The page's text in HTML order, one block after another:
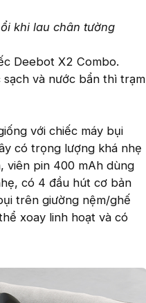
khi lau chân tường
Deebot X2 Combo.
và nước bẩn thì trạm
với chiếc máy bụi
có trọng lượng khá nhẹ
viên pin 400 mAh dùng
có 4 đầu hút cơ bản
trên giường nệm/ghế
xoay linh hoạt và có